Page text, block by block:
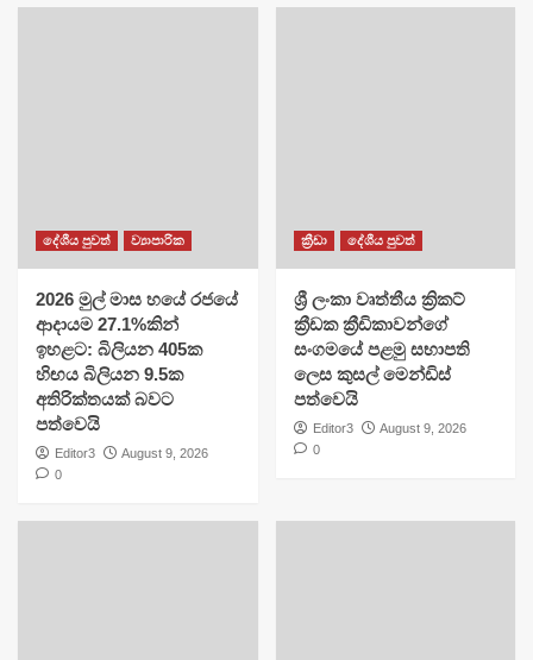
දේශීය පුවත් ව්‍යාපාරික
2026 මුල් මාස හයේ රජයේ
ආදායම 27.1%කින්
ඉහළට: බිලියන 405ක
හිඟය බිලියන 9.5ක
අතිරික්තයක් බවට
පත්වෙයි
Editor3
August 9, 2026
0
ක්‍රීඩා දේශීය පුවත්
​ශ්‍රී ලංකා වෘත්තීය ක්‍රිකට්
ක්‍රීඩක ක්‍රීඩිකාවන්ගේ
සංගමයේ පළමු සභාපති
ලෙස කුසල් මෙන්ඩිස්
පත්වෙයි
Editor3
August 9, 2026
0